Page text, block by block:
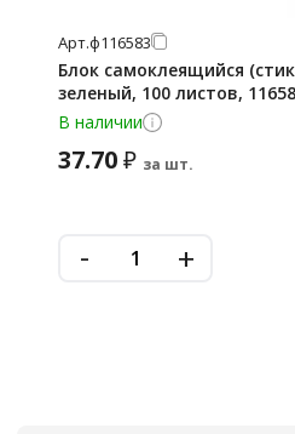
Арт.ф116583
Блок самоклеящийся
зеленый, 100 листов,
В наличии
37.70₽ за шт.
- +